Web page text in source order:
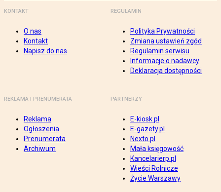
KONTAKT
O nas
Kontakt
Napisz do nas
REGULAMIN
Polityka Prywatności
Zmiana ustawień zgód
Regulamin serwisu
Informacje o nadawcy
Deklaracja dostępności
REKLAMA I PRENUMERATA
Reklama
Ogłoszenia
Prenumerata
Archiwum
PARTNERZY
E-kiosk.pl
E-gazety.pl
Nexto.pl
Mała księgowość
Kancelarierp.pl
Wieści Rolnicze
Życie Warszawy